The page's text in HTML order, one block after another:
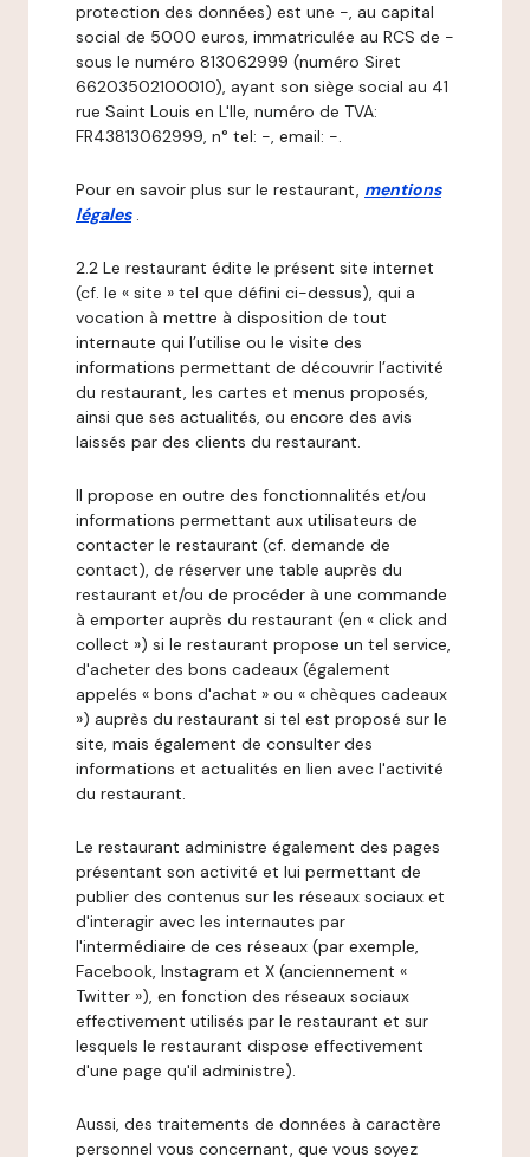
protection des données) est une -, au capital
social de 5000 euros, immatriculée au RCS de -
sous le numéro 813062999 (numéro Siret
66203502100010), ayant son siège social au 41
rue Saint Louis en L'Ile, numéro de TVA:
FR43813062999, n° tel: -, email: -.
Pour en savoir plus sur le restaurant, mentions
légales .
2.2 Le restaurant édite le présent site internet
(cf. le « site » tel que défini ci-dessus), qui a
vocation à mettre à disposition de tout
internaute qui l’utilise ou le visite des
informations permettant de découvrir l’activité
du restaurant, les cartes et menus proposés,
ainsi que ses actualités, ou encore des avis
laissés par des clients du restaurant.
Il propose en outre des fonctionnalités et/ou
informations permettant aux utilisateurs de
contacter le restaurant (cf. demande de
contact), de réserver une table auprès du
restaurant et/ou de procéder à une commande
à emporter auprès du restaurant (en « click and
collect ») si le restaurant propose un tel service,
d'acheter des bons cadeaux (également
appelés « bons d'achat » ou « chèques cadeaux
») auprès du restaurant si tel est proposé sur le
site, mais également de consulter des
informations et actualités en lien avec l'activité
du restaurant.
Le restaurant administre également des pages
présentant son activité et lui permettant de
publier des contenus sur les réseaux sociaux et
d'interagir avec les internautes par
l'intermédiaire de ces réseaux (par exemple,
Facebook, Instagram et X (anciennement «
Twitter »), en fonction des réseaux sociaux
effectivement utilisés par le restaurant et sur
lesquels le restaurant dispose effectivement
d'une page qu'il administre).
Aussi, des traitements de données à caractère
personnel vous concernant, que vous soyez